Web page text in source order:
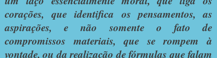
corações, que identifica os pensamentos, as
aspirações, e não somente o fato de
compromissos materiais, que se rompem à
vontade, ou da realização de fórmulas que falam